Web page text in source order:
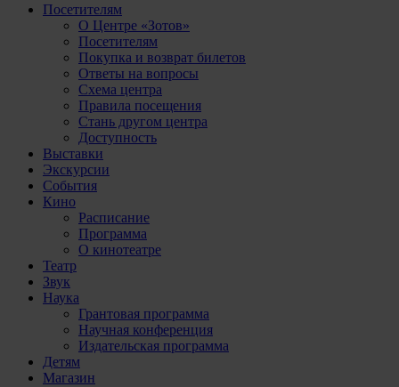
Посетителям
О Центре «Зотов»
Посетителям
Покупка и возврат билетов
Ответы на вопросы
Схема центра
Правила посещения
Стань другом центра
Доступность
Выставки
Экскурсии
События
Кино
Расписание
Программа
О кинотеатре
Театр
Звук
Наука
Грантовая программа
Научная конференция
Издательская программа
Детям
Магазин